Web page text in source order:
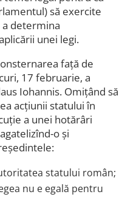
să exercite
determina
unei legi.
față de
17 februarie, a
Iohannis. Omiţând să
acţiunii statului în
a unei hotărâri
o şi
statului român;
nu e egală pentru